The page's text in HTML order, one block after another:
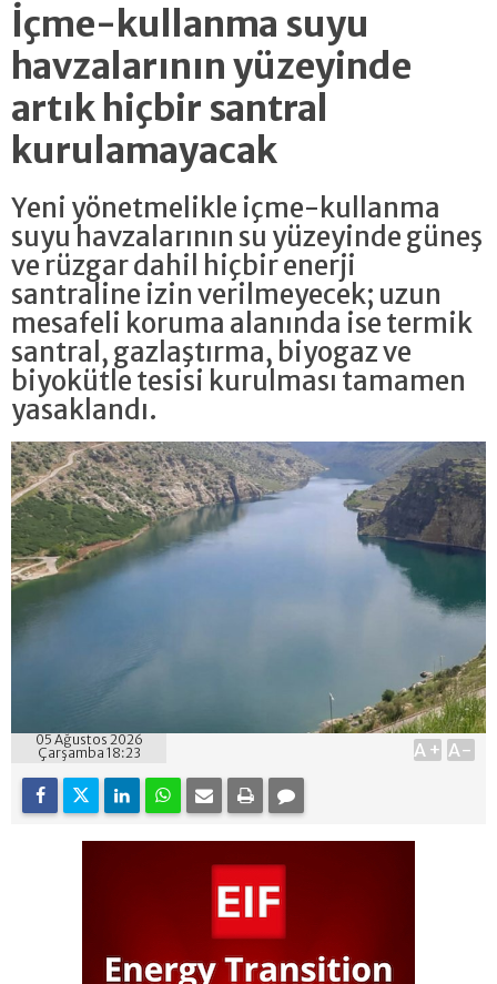
İçme-kullanma suyu
havzalarının yüzeyinde
artık hiçbir santral
kurulamayacak
Yeni yönetmelikle içme-kullanma
suyu havzalarının su yüzeyinde güneş
ve rüzgar dahil hiçbir enerji
santraline izin verilmeyecek; uzun
mesafeli koruma alanında ise termik
santral, gazlaştırma, biyogaz ve
biyokütle tesisi kurulması tamamen
yasaklandı.
05 Ağustos 2026
Çarşamba 18:23
A+ A-